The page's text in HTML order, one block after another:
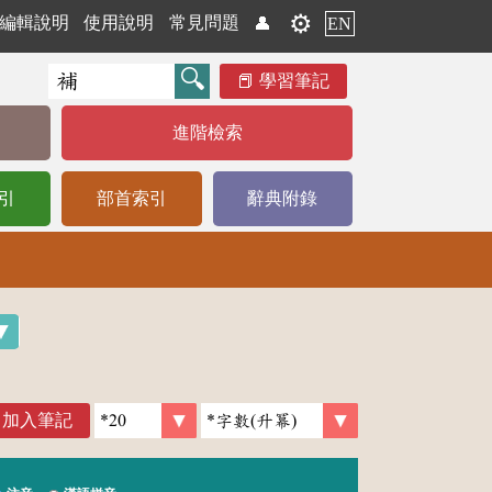
編輯說明 使用說明 常見問題 👤 ⚙️ EN
學習筆記
進階檢索
部首索引 辭典附錄
加入筆記